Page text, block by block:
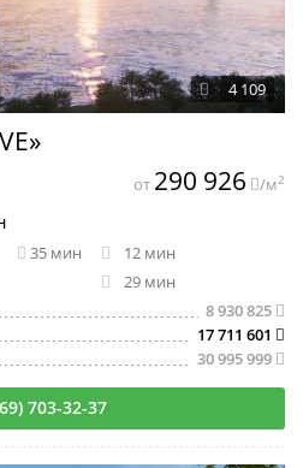
4 109
35 мин
12 мин
29 мин
8 930 825
17 711 601
30 995 999
от 290 926 /м2
703-32-37